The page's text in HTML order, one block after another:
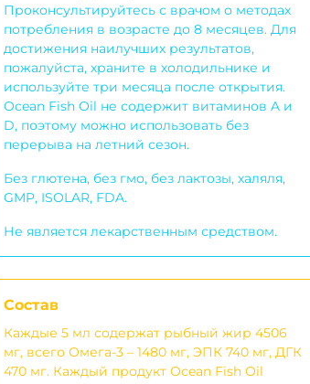
Проконсультируйтесь с врачом о методах
потребления в возрасте до 8 месяцев. Для
достижения наилучших результатов,
пожалуйста, храните в холодильнике и
используйте три месяца после открытия.
Ocean Fish Oil не содержит витаминов A и
D, поэтому можно использовать без
перерыва на летний сезон.
Без глютена, без гмо, без лактозы, халяля,
GMP, ISOLAR, FDA.
Не является лекарственным средством.
Состав
Каждые 5 мл содержат рыбный жир 4506
мг, всего Омега-3 – 1480 мг, ЭПК 740 мг, ДГК
470 мг. Каждый продукт Ocean Fish Oil